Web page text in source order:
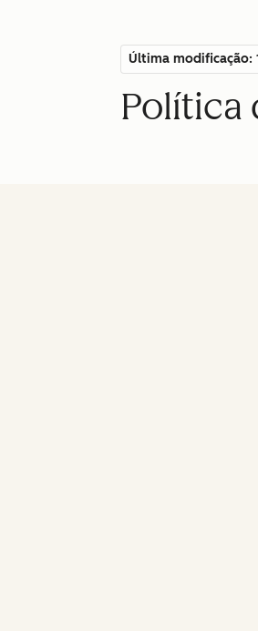
Última modificação:
Política